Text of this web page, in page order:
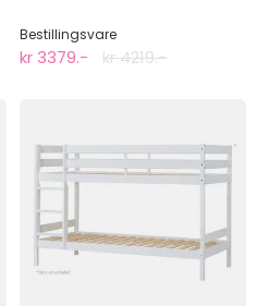
Bestillingsvare
kr 3379.- kr 4219.-